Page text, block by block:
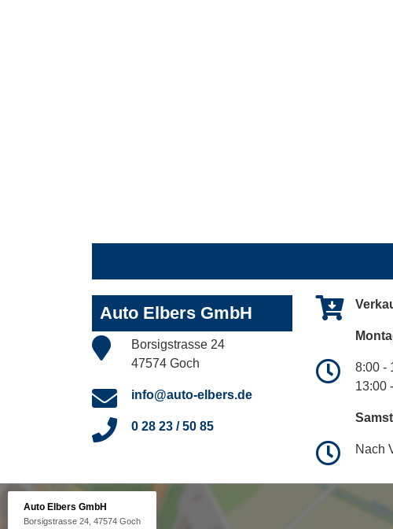
Auto Elbers GmbH
Borsigstrasse 24
47574 Goch
info@auto-elbers.de
0 28 23 / 50 85
8:00 -
13:00
Nach
Auto Elbers GmbH
Borsigstrasse 24, 47574 Goch